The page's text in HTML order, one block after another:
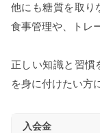
他にも糖質を取り
食事管理や、トレ
正しい知識と習慣
を身に付けたい方
入会金